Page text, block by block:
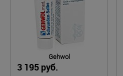
Gehwol
3 195 руб.